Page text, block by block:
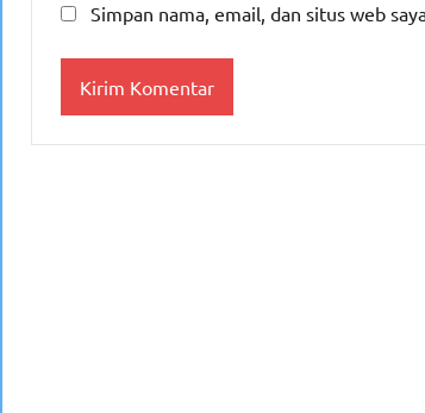
Simpan nama, email, dan situs web